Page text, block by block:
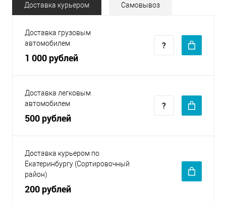
Доставка курьером Самовывоз
Доставка грузовым
автомобилем
1 000 рублей
Доставка легковым
автомобилем
500 рублей
Доставка курьером по
Екатеринбургу (Сортировочный
район)
200 рублей